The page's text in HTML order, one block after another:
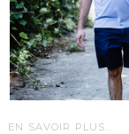
EN SAVOIR PLUS...